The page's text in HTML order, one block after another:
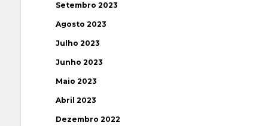
Setembro 2023
Agosto 2023
Julho 2023
Junho 2023
Maio 2023
Abril 2023
Dezembro 2022